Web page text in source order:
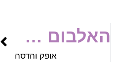
האלבום הבא
אופק והדסה